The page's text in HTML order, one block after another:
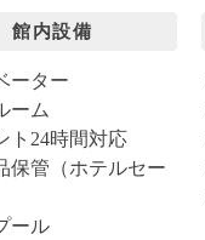
館内設備
ーター
ーム
ト24時間対応
保管（ホテルセー
ール